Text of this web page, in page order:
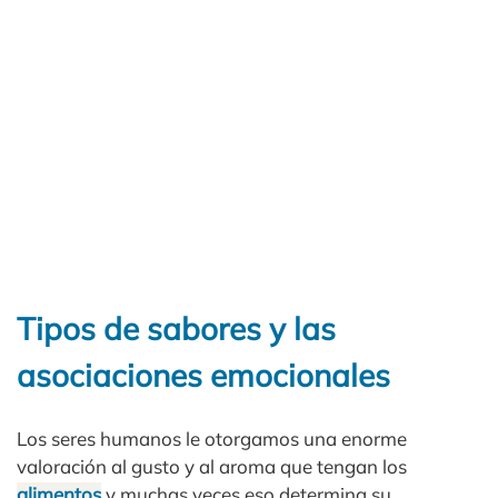
Tipos de sabores y las
asociaciones emocionales
Los seres humanos le otorgamos una enorme
valoración al gusto y al aroma que tengan los